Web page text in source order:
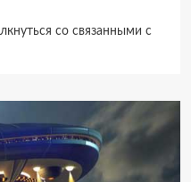
со связанными с